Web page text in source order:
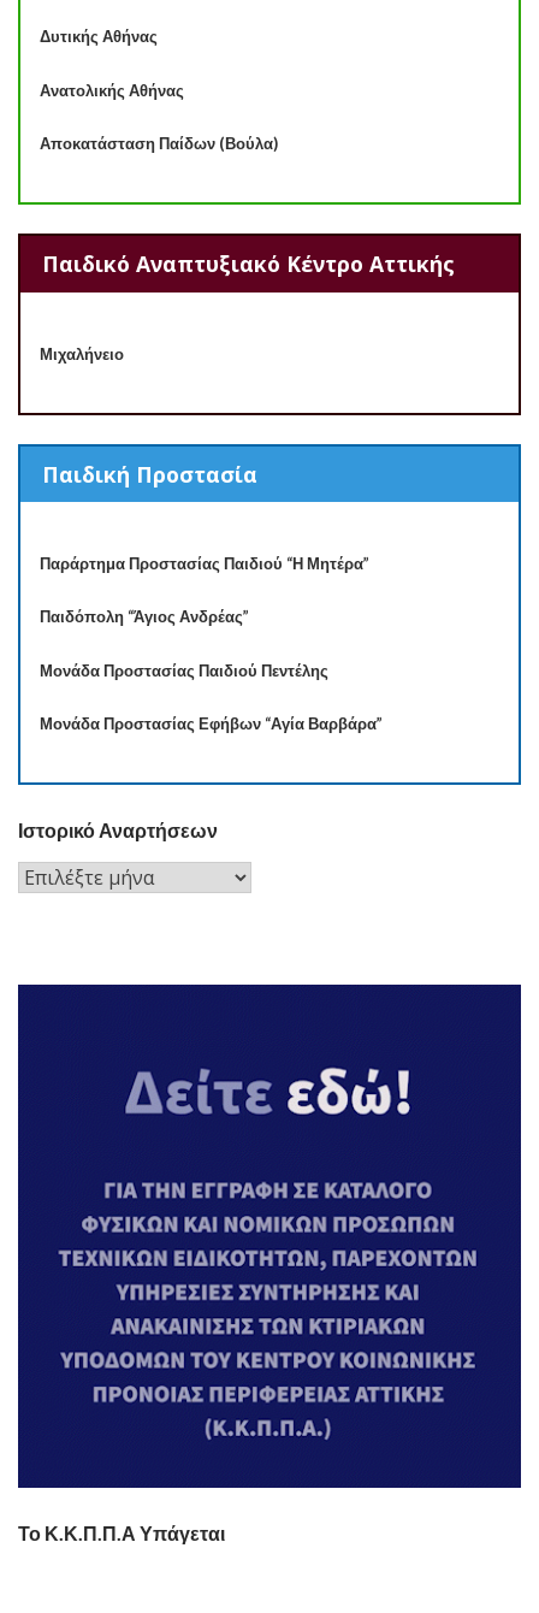
Δυτικής Αθήνας
Ανατολικής Αθήνας
Αποκατάσταση Παίδων (Βούλα)
Παιδικό Αναπτυξιακό Κέντρο Αττικής
Μιχαλήνειο
Παιδική Προστασία
Παράρτημα Προστασίας Παιδιού “Η Μητέρα”
Παιδόπολη “Άγιος Ανδρέας”
Μονάδα Προστασίας Παιδιού Πεντέλης
Μονάδα Προστασίας Εφήβων “Αγία Βαρβάρα”
Ιστορικό Αναρτήσεων
Ιστορικό
Το Κ.Κ.Π.Π.Α Υπάγεται